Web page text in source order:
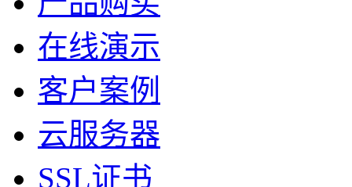
在线演示
客户案例
云服务器
SSL证书